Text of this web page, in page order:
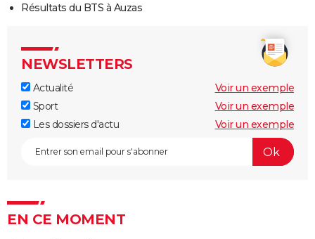
Résultats du BTS à Auzas
NEWSLETTERS
Actualité
Voir un exemple
Sport
Voir un exemple
Les dossiers d'actu
Voir un exemple
EN CE MOMENT